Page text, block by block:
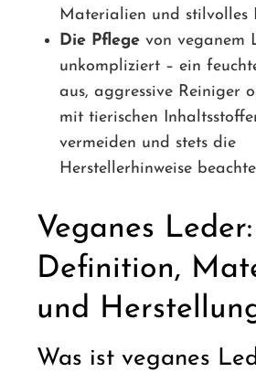
Materialien und stilvolles
Die Pflege von veganem
unkompliziert – ein
aus, aggressive Reiniger
mit tierischen
vermeiden und stets die
Herstellerhinweise
Veganes Leder:
Definition,
und
Was ist veganes